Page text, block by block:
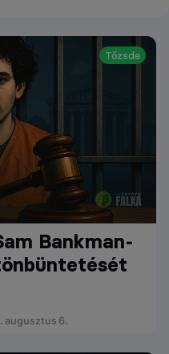
Tőzsde
Bankman-
augusztus 6.